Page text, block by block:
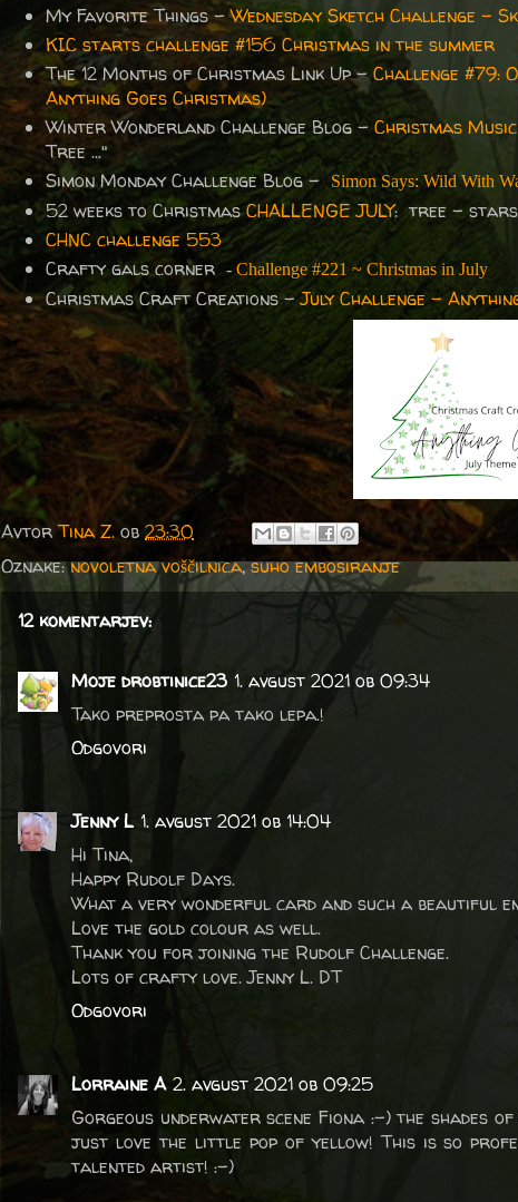
My Favorite Things -Wednesday Sketch Challenge -
KIC starts challenge #156 Christmas in the summer
The 12 Months of Christmas Link Up -Challenge #79:
Anything Goes Christmas)
Winter Wonderland Challenge Blog - Christmas
Tree ..."
Simon Monday Challenge Blog –Simon Says: Wild With
52 weeks to ChristmasCHALLENGE JULY: tree - stars
CHNC challenge 553
Crafty gals corner- Challenge #221 ~ Christmas in July
Christmas Craft Creations -July Challenge -
AvtorTina Z. ob 23:30
Oznake:novoletna voščilnica,suho embosiranje
12 komentarjev:
Moje drobtinice23 1. avgust 2021 ob 09:34
Tako preprosta pa tako lepa.!
Odgovori
Jenny L 1. avgust 2021 ob 14:04
Hi Tina,
Happy Rudolf Days.
What a very wonderful card and such a beautiful
Love the gold colour as well.
Thank you for joining the Rudolf Challenge.
Lots of crafty love. Jenny L. DT
Odgovori
Lorraine A 2. avgust 2021 ob 09:25
Gorgeous underwater scene Fiona :-) the shades
just love the little pop of yellow! This is so
talented artist! :-)